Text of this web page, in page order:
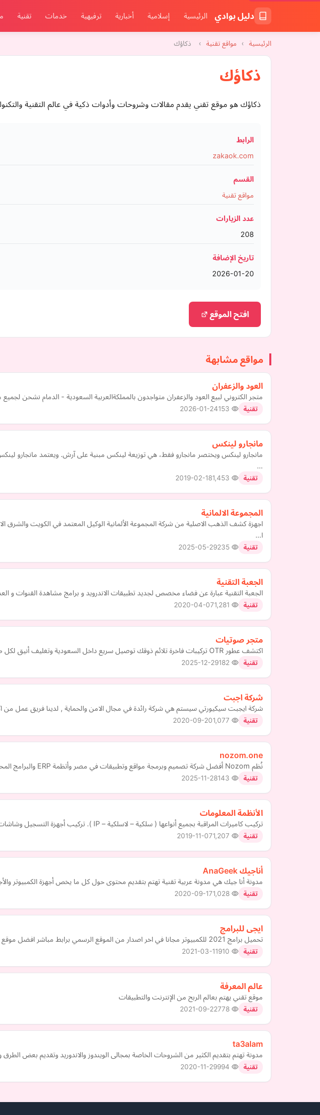
دليل بوادي الرئيسية إسلامية أخبارية ترفيهية خدمات تقنية
الرئيسية › مواقع تقنية › ذكاؤك
ذكاؤك
ذكاؤك هو موقع تقني يقدم مقالات وشروحات وأدوات ذكية في عالم التقنية
الرابط
zakaok.com
القسم
مواقع تقنية
عدد الزيارات
208
تاريخ الإضافة
2026-01-20
افتح الموقع
مواقع مشابهة
العود والزعفران
متجر الكتروني لبيع العود والزعفران متواجدون بالمملكةالعربية السعودية - الدمام نشحن لجميع
تقنية 2026-01-24
مانجارو لينكس
مانجارو لينكس ويختصر مانجارو فقط، هي توزيعة لينكس مبنية على آرش. ويعتمد مانجارو
…
تقنية 2019-02-18
المجموعة الالمانية
اجهزة كشف الذهب الاصلية من شركة المجموعة الألمانية الوكيل المعتمد في الكويت والشرق
ا…
تقنية 2025-05-29
الجعبة التقنية
الجعبة التقنية عبارة عن فضاء مخصص لجديد تطبيقات الاندرويد و برامج مشاهدة القنوات و
تقنية 2020-04-07
متجر صوتيات
اكتشف عطور OTR تركيبات فاخرة تلائم ذوقك توصيل سريع داخل السعودية وتغليف أنيق لكل طلب تسوق الآن واختر عطرك المميز
تقنية 2025-12-29
شركة اجبت
شركة ايجبت سيكيورتي سيستم هي شركة رائدة في مجال الامن والحماية , لدينا فريق عمل من
تقنية 2020-09-20
nozom.one
نُظم Nozom أفضل شركة تصميم وبرمجة مواقع وتطبيقات في مصر وأتظمة ERP والبرامج المحاسبية والإد
تقنية 2025-11-28
الأنظمة المعلومات
تركيب كاميرات المراقبة بجميع أنواعها ( سلكية – لاسلكية – IP ). تركيب أجهزة التسجيل وشاشات العرض وكل ما يتعلق بالنظام الأمني لكاميرات المراقبة.
تقنية 2019-11-07
مدونة أنا جيك هي مدونة عربية تقنية تهتم بتقديم محتوى حول كل ما يخص أجهزة الكمبيوتر
تقنية 2020-09-17
ايجى للبرامج
تحميل برامج 2021 للكمبيوتر مجانا في اخر اصدار من الموقع الرسمي برابط مباشر افضل موقع تحميل برامج كمبيوتر كاملة مجانا
تقنية 2021-03-11
عالم المعرفة
موقع تقني يهتم بعالم الربح من الإنترنت والتطبيقات
تقنية 2021-09-22
ta3alam
مدونة تهتم بتقديم الكثير من الشروحات الخاصة بمجالى الويندوز والاندوريد وتقديم بعض
تقنية 2020-11-29